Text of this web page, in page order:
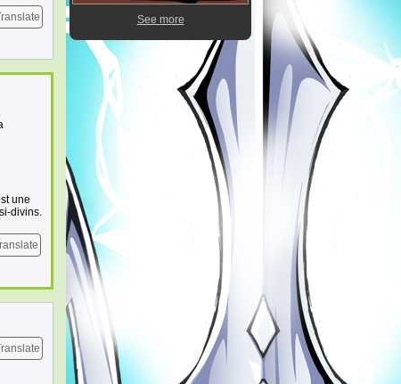
une
divins.
See more